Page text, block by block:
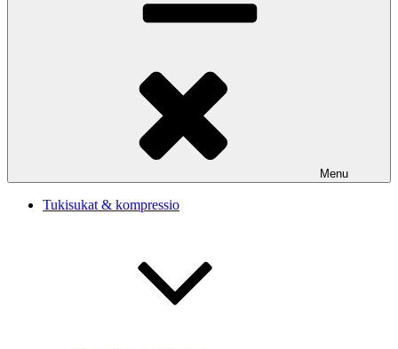
Menu
Tukisukat & kompressio